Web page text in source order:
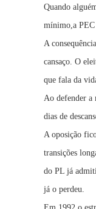
Quando
mínimo,a PEC
A
cansaço. O
que fala da
Ao defender a
dias de
A oposição
transições
do PL já
já o perdeu.